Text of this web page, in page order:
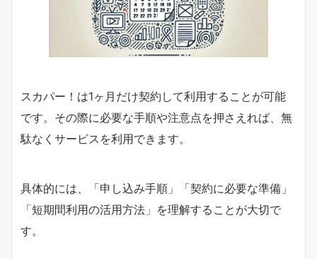
スカパー！は1ヶ月だけ契約して利用することが可能
です。その際に必要な手順や注意点を押さえれば、無
駄なくサービスを利用できます。
具体的には、「申し込み手順」「契約に必要な準備」
「短期間利用の活用方法」を理解することが大切で
す。